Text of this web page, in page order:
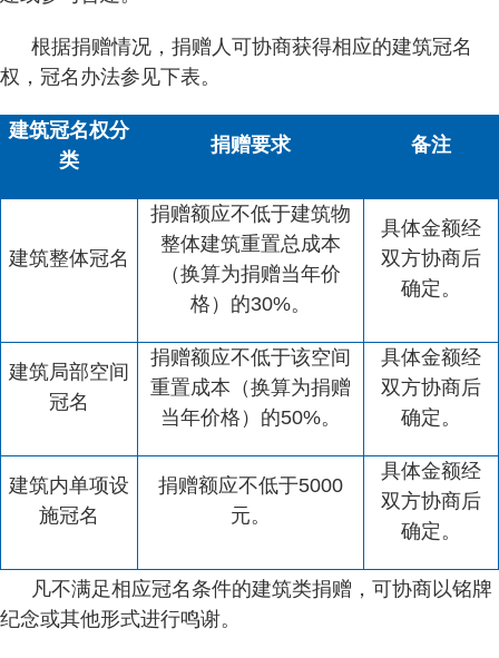
根据捐赠情况，捐赠人可协商获得相应的建筑冠名
权，冠名办法参见下表。
建筑冠名权分
类
捐赠要求 备注
建筑整体冠名
捐赠额应不低于建筑物
整体建筑重置总成本
（换算为捐赠当年价
格）的30%。
具体金额经
双方协商后
确定。
建筑局部空间
冠名
捐赠额应不低于该空间
重置成本（换算为捐赠
当年价格）的50%。
具体金额经
双方协商后
确定。
建筑内单项设
施冠名
捐赠额应不低于5000
元。
具体金额经
双方协商后
确定。
凡不满足相应冠名条件的建筑类捐赠，可协商以铭牌
纪念或其他形式进行鸣谢。